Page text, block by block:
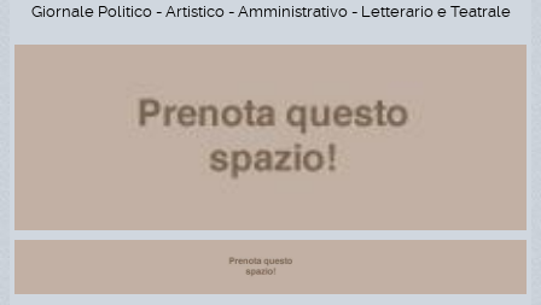
Giornale Politico - Artistico - Amministrativo - Letterario e Teatrale